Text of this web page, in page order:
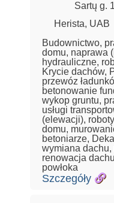
Sartų g.
Herista, UAB
Budownictwo,
domu, naprawa
hydrauliczne,
Krycie dachów,
przewóz
betonowanie
wykop gruntu,
usługi
(elewacji),
domu,
betoniarze,
wymiana
renowacja
powłoka
Szczegóły